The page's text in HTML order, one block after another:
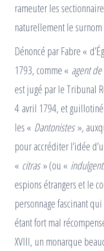
rameuter les
naturellement le
Dénoncé par Fabre «
1793, comme « agent de
est jugé par le Tribunal
4 avril 1794, et
les « Dantonistes»,
pour accréditer l’idée
« citras» (ou «
espions étrangers et le
personnage fascinant
étant fort mal
XVIII, un monarque